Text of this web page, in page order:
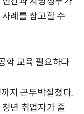
례를 참고할 수
학 교육 필요하다
지 곤두박질쳤다.
년 취업자가 줄